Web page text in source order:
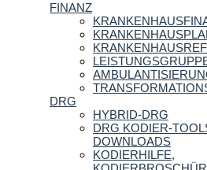
FINANZ
DRG
HYBRID-DRG
DRG KODIER-
DOWNLOADS
KODIERHILFE,